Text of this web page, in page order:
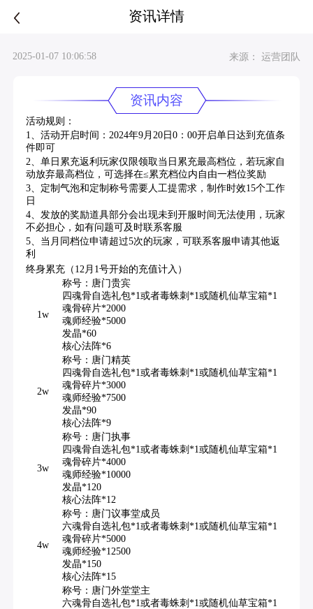
资讯详情
2025-01-07 10:06:58 来源： 运营团队
资讯内容
活动规则：
1、活动开启时间：2024年9月20日0：00开启单日达到充值条
件即可
2、单日累充返利玩家仅限领取当日累充最高档位，若玩家自
动放弃最高档位，可选择在≤累充档位内自由一档位奖励
3、定制气泡和定制称号需要人工提需求，制作时效15个工作
日
4、发放的奖励道具部分会出现未到开服时间无法使用，玩家
不必担心，如有问题可及时联系客服
5、当月同档位申请超过5次的玩家，可联系客服申请其他返
利
终身累充（12月1号开始的充值计入）
1w
称号：唐门贵宾
四魂骨自选礼包*1或者毒蛛刺*1或随机仙草宝箱*1
魂骨碎片*2000
魂师经验*5000
发晶*60
核心法阵*6
2w
称号：唐门精英
四魂骨自选礼包*1或者毒蛛刺*1或随机仙草宝箱*1
魂骨碎片*3000
魂师经验*7500
发晶*90
核心法阵*9
3w
称号：唐门执事
四魂骨自选礼包*1或者毒蛛刺*1或随机仙草宝箱*1
魂骨碎片*4000
魂师经验*10000
发晶*120
核心法阵*12
4w
称号：唐门议事堂成员
六魂骨自选礼包*1或者毒蛛刺*1或随机仙草宝箱*1
魂骨碎片*5000
魂师经验*12500
发晶*150
核心法阵*15
称号：唐门外堂堂主
六魂骨自选礼包*1或者毒蛛刺*1或随机仙草宝箱*1